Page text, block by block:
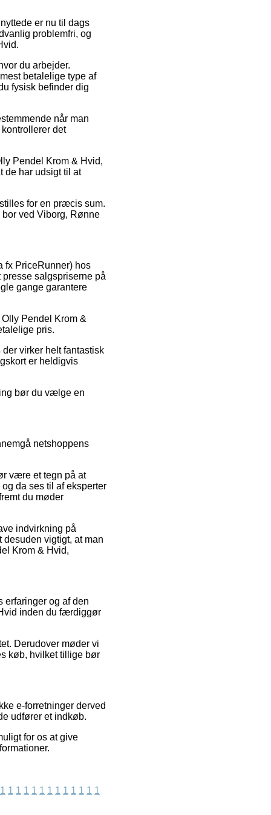
er nu til dags
problemfri, og
du arbejder.
betalelige type af
fysisk befinder dig
når man
det
Pendel Krom & Hvid,
de har udsigt til at
for en præcis sum.
bor ved Viborg, Rønne
fx PriceRunner) hos
salgspriserne på
gange garantere
Pendel Krom &
pris.
virker helt fantastisk
er heldigvis
bør du vælge en
netshoppens
være et tegn på at
da ses til af eksperter
du møder
indvirkning på
desuden vigtigt, at man
Krom & Hvid,
erfaringer og af den
inden du færdiggør
Derudover møder vi
køb, hvilket tillige bør
e-forretninger derved
udfører et indkøb.
for os at give
1 1 1 1 1 1 1 1 1 1 1 1 1